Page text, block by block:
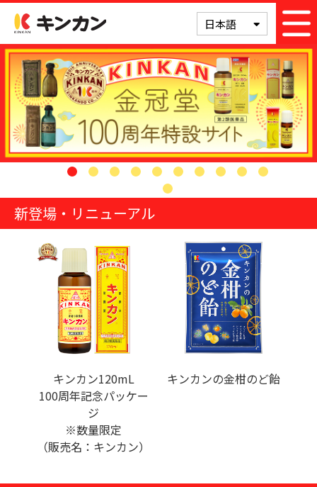
キンカン
日本語
新登場・リニューアル
キンカン120mL
100周年記念パッケー
ジ
※数量限定
（販売名：キンカン）
キンカンの金柑のど飴